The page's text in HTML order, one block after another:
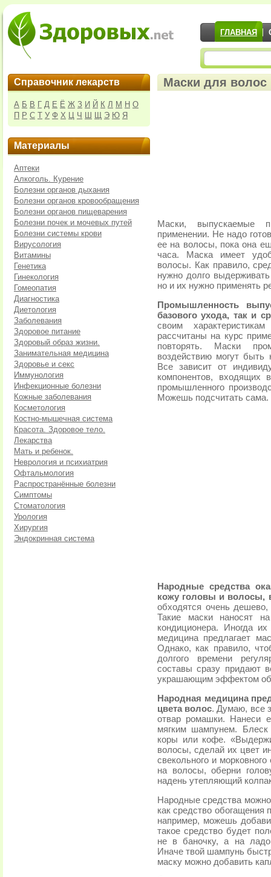
ГЛАВНАЯ
Справочник лекарств
А Б В Г Д Е Ё Ж З И Й К Л М Н О
П Р С Т У Ф Х Ц Ч Ш Щ Э Ю Я
Материалы
Аптеки
Алкоголь. Курение
Болезни органов дыхания
Болезни органов кровообращения
Болезни органов пищеварения
Болезни почек и мочевых путей
Болезни системы крови
Вирусология
Витамины
Генетика
Гинекология
Гомеопатия
Диагностика
Диетология
Заболевания
Здоровое питание
Здоровый образ жизни.
Занимательная медицина
Здоровье и секс
Иммунология
Инфекционные болезни
Кожные заболевания
Косметология
Костно-мышечная система
Красота. Здоровое тело.
Лекарства
Мать и ребенок.
Неврология и психиатрия
Офтальмология
Распространённые болезни
Симптомы
Стоматология
Урология
Хирургия
Эндокринная система
Маски для волос
Маски, выпускаемые
применении. Не надо
ее на волосы, пока она
часа. Маска имеет
волосы. Как правило,
нужно долго
но и их нужно применять
Промышленность
базового ухода, так и
своим
рассчитаны на курс
повторять. Маски
воздействию могут
Все зависит от
компонентов, входящих
промышленного
Можешь подсчитать сама.
Народные средства
кожу головы и волосы,
обходятся очень дешево,
Такие маски наносят
кондиционера. Иногда
медицина предлагает
Однако, как правило,
долгого времени
составы сразу придают
украшающим эффектом
Народная медицина
цвета волос. Думаю, все
отвар ромашки. Нанеси
мягким шампунем.
коры или кофе.
волосы, сделай их цвет
свекольного и
на волосы, оберни
надень утепляющий
Народные средства
как средство
например, можешь
такое средство будет
не в баночку, а на
Иначе твой шампунь
маску можно добавить